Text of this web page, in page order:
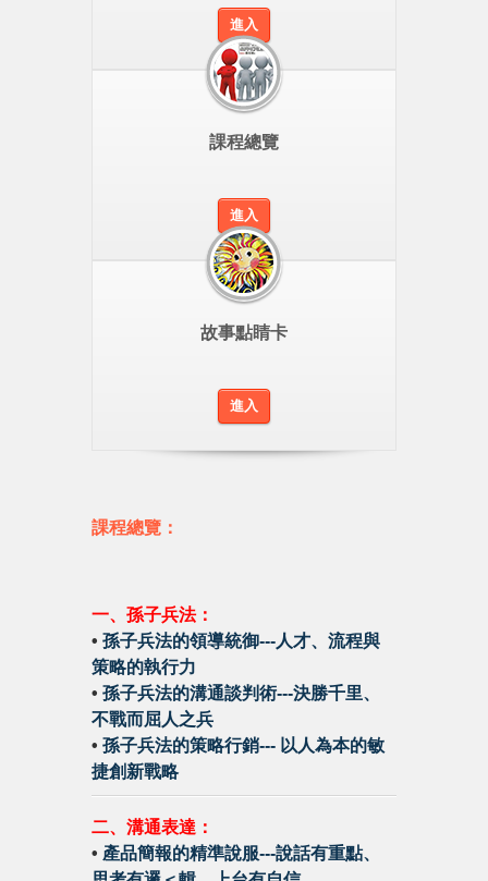
進入
課程總覽
進入
故事點睛卡
進入
課程總覽：
一、孫子兵法：
• 孫子兵法的領導統御---人才、流程與
策略的執行力
• 孫子兵法的溝通談判術---決勝千里、
不戰而屈人之兵
• 孫子兵法的策略行銷--- 以人為本的敏
捷創新戰略
二、溝通表達：
• 產品簡報的精準說服---說話有重點、